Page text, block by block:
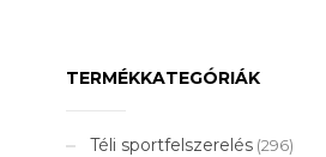
TERMÉKKATEGÓRIÁK
Téli sportfelszerelés (296)